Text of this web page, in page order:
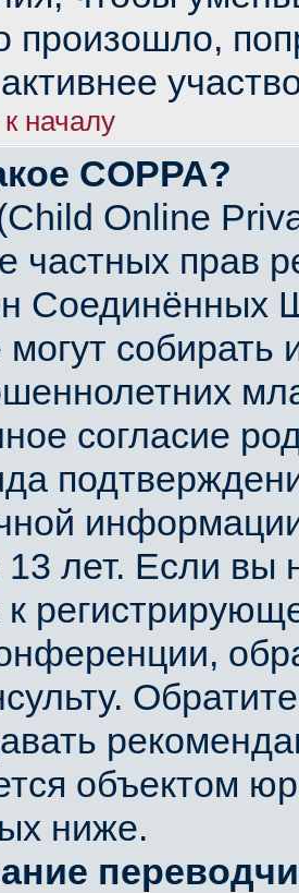
произошло,
началу
COPPA?
Online
частных прав
Соединённых
могут
согласие
лет. Если вы
к
объектом
ниже.